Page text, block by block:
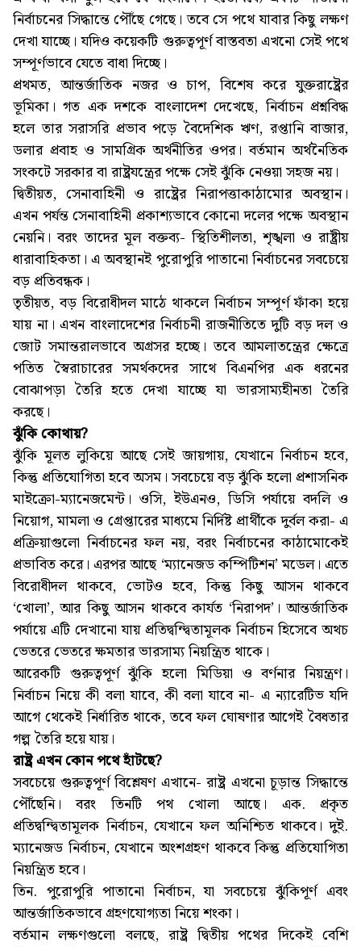
নির্বাচনের সিদ্ধান্তে পৌঁছে গেছে। তবে সে পথে যাবার কিছু লক্ষণ
দেখা যাচ্ছে। যদিও কয়েকটি গুরুত্বপূর্ণ বাস্তবতা এখনো সেই পথে
সম্পূর্ণভাবে যেতে বাধা দিচ্ছে।
প্রথমত, আন্তর্জাতিক নজর ও চাপ, বিশেষ করে যুক্তরাষ্ট্রের
ভূমিকা। গত এক দশকে বাংলাদেশ দেখেছে, নির্বাচন প্রশ্নবিদ্ধ
হলে তার সরাসরি প্রভাব পড়ে বৈদেশিক ঋণ, রপ্তানি বাজার,
ডলার প্রবাহ ও সামগ্রিক অর্থনীতির ওপর। বর্তমান অর্থনৈতিক
সংকটে সরকার বা রাষ্ট্রযন্ত্রের পক্ষে সেই ঝুঁকি নেওয়া সহজ নয়।
দ্বিতীয়ত, সেনাবাহিনী ও রাষ্ট্রের নিরাপত্তাকাঠামোর অবস্থান।
এখন পর্যন্ত সেনাবাহিনী প্রকাশ্যভাবে কোনো দলের পক্ষে অবস্থান
নেয়নি। বরং তাদের মূল বক্তব্য- স্থিতিশীলতা, শৃঙ্খলা ও রাষ্ট্রীয়
ধারাবাহিকতা। এ অবস্থানই পুরোপুরি পাতানো নির্বাচনের সবচেয়ে
বড় প্রতিবন্ধক।
তৃতীয়ত, বড় বিরোধীদল মাঠে থাকলে নির্বাচন সম্পূর্ণ ফাঁকা হয়ে
যায় না। এখন বাংলাদেশের নির্বাচনী রাজনীতিতে দুটি বড় দল ও
জোট সমান্তরালভাবে অগ্রসর হচ্ছে। তবে আমলাতন্ত্রের ক্ষেত্রে
পতিত স্বৈরাচারের সমর্থকদের সাথে বিএনপির এক ধরনের
বোঝাপড়া তৈরি হতে দেখা যাচ্ছে যা ভারসাম্যহীনতা তৈরি
করছে।
ঝুঁকি কোথায়?
ঝুঁকি মূলত লুকিয়ে আছে সেই জায়গায়, যেখানে নির্বাচন হবে,
কিন্তু প্রতিযোগিতা হবে অসম। সবচেয়ে বড় ঝুঁকি হলো প্রশাসনিক
মাইক্রো-ম্যানেজমেন্ট। ওসি, ইউএনও, ডিসি পর্যায়ে বদলি ও
নিয়োগ, মামলা ও গ্রেপ্তারের মাধ্যমে নির্দিষ্ট প্রার্থীকে দুর্বল করা- এ
প্রক্রিয়াগুলো নির্বাচনের ফল নয়, বরং নির্বাচনের কাঠামোকেই
প্রভাবিত করে। এরপর আছে ‘ম্যানেজড কম্পিটিশন’ মডেল। এতে
বিরোধীদল থাকবে, ভোটও হবে, কিন্তু কিছু আসন থাকবে
‘খোলা’, আর কিছু আসন থাকবে কার্যত ‘নিরাপদ’। আন্তর্জাতিক
পর্যায়ে এটি দেখানো যায় প্রতিদ্বন্দ্বিতামূলক নির্বাচন হিসেবে অথচ
ভেতরে ভেতরে ক্ষমতার ভারসাম্য নিয়ন্ত্রিত থাকে।
আরেকটি গুরুত্বপূর্ণ ঝুঁকি হলো মিডিয়া ও বর্ণনার নিয়ন্ত্রণ।
নির্বাচন নিয়ে কী বলা যাবে, কী বলা যাবে না- এ ন্যারেটিভ যদি
আগে থেকেই নির্ধারিত থাকে, তবে ফল ঘোষণার আগেই বৈধতার
গল্প তৈরি হয়ে যায়।
রাষ্ট্র এখন কোন পথে হাঁটছে?
সবচেয়ে গুরুত্বপূর্ণ বিশ্লেষণ এখানে- রাষ্ট্র এখনো চূড়ান্ত সিদ্ধান্তে
পৌঁছেনি। বরং তিনটি পথ খোলা আছে। এক. প্রকৃত
প্রতিদ্বন্দ্বিতামূলক নির্বাচন, যেখানে ফল অনিশ্চিত থাকবে। দুই.
ম্যানেজড নির্বাচন, যেখানে অংশগ্রহণ থাকবে কিন্তু প্রতিযোগিতা
নিয়ন্ত্রিত হবে।
তিন. পুরোপুরি পাতানো নির্বাচন, যা সবচেয়ে ঝুঁকিপূর্ণ এবং
আন্তর্জাতিকভাবে গ্রহণযোগ্যতা নিয়ে শংকা।
বর্তমান লক্ষণগুলো বলছে, রাষ্ট্র দ্বিতীয় পথের দিকেই বেশি